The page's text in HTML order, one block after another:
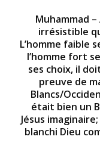
Muhammad
irrésistible
L’homme faible
l’homme fort
ses choix, il
preuve de
Blancs/
était bien un
Jésus
blanchi Dieu